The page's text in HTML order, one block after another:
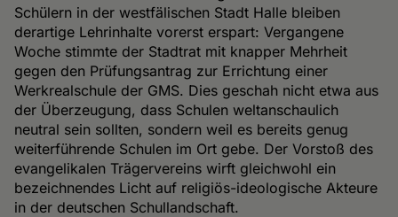
Schülern in der westfälischen Stadt Halle bleiben
derartige Lehrinhalte vorerst erspart: Vergangene
Woche stimmte der Stadtrat mit knapper Mehrheit
gegen den Prüfungsantrag zur Errichtung einer
Werkrealschule der GMS. Dies geschah nicht etwa aus
der Überzeugung, dass Schulen weltanschaulich
neutral sein sollten, sondern weil es bereits genug
weiterführende Schulen im Ort gebe. Der Vorstoß des
evangelikalen Trägervereins wirft gleichwohl ein
bezeichnendes Licht auf religiös-ideologische Akteure
in der deutschen Schullandschaft.